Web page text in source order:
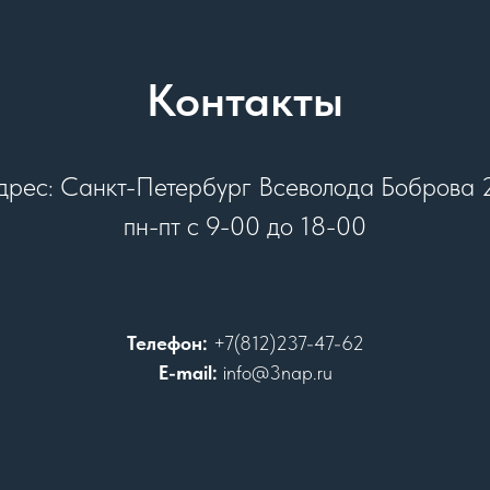
Контакты
Санкт-Петербург Всеволода Боброва
пн-пт с 9-00 до 18-00
Телефон: +7(812)237-47-62
E-mail: info@3nap.ru